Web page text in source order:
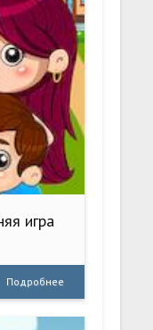
игра
Подробнее